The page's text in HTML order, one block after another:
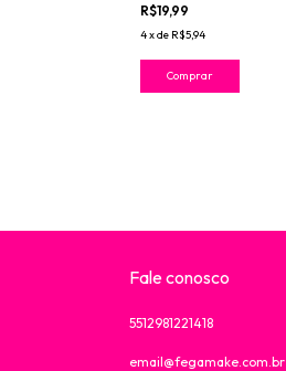
R$19,99
4xde R$5,94
Fale conosco
5512981221418
email@fegamake.com.br